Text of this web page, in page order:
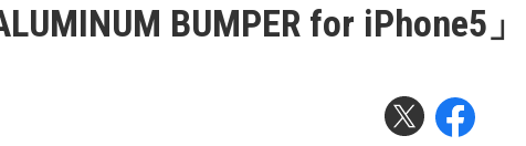
BUMPER for iPhone5」